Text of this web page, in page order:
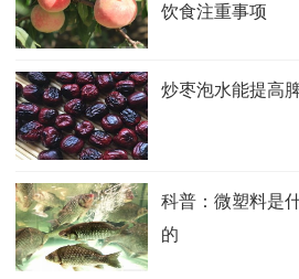
饮食注重事项
炒枣泡水能提高
科普：微塑料是
的